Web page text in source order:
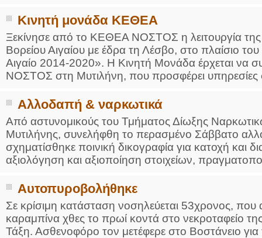
Κινητή μονάδα ΚΕΘΕΑ
Ξεκίνησε από το ΚΕΘΕΑ ΝΟΣΤΟΣ η λειτουργία της
Βορείου Αιγαίου με έδρα τη Λέσβο, στο πλαίσιο
Αιγαίο 2014-2020». Η Κινητή Μονάδα έρχεται να
ΝΟΣΤΟΣ στη Μυτιλήνη, που προσφέρει υπηρεσίες
Αλλοδαπή & ναρκωτικά
Από αστυνομικούς του Τμήματος Δίωξης
Μυτιλήνης, συνελήφθη το περασμένο Σάββατο
σχηματίσθηκε ποινική δικογραφία για κατοχή
αξιολόγηση και αξιοποίηση στοιχείων,
Αυτοπυροβολήθηκε
Σε κρίσιμη κατάσταση νοσηλεύεται 53χρονος,
καραμπίνα χθες το πρωί κοντά στο νεκροταφείο
Τάξη. Ασθενοφόρο τον μετέφερε στο Βοστάνειο για